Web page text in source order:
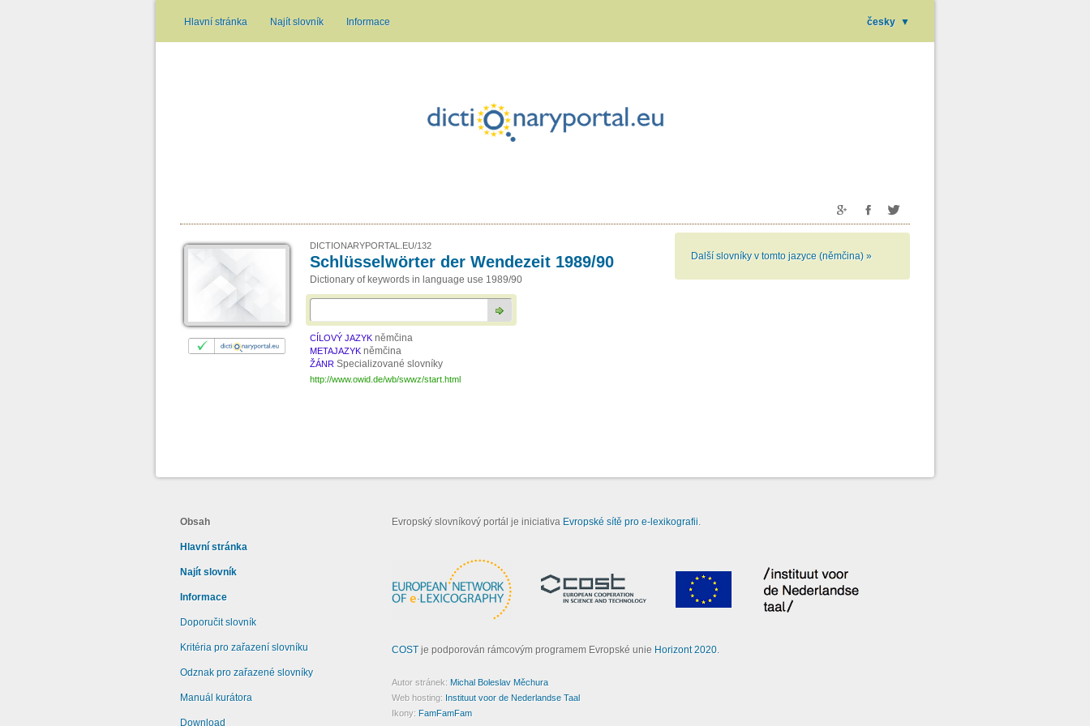
Hlavní stránka Najít slovník Informace česky ▼
Další slovníky v tomto jazyce (němčina) »
DICTIONARYPORTAL.EU/132
Schlüsselwörter der Wendezeit 1989/90
Dictionary of keywords in language use 1989/90
CÍLOVÝ JAZYK němčina
METAJAZYK němčina
ŽÁNR Specializované slovníky
http://www.owid.de/wb/swwz/start.html
Obsah
Hlavní stránka
Najít slovník
Informace
Doporučit slovník
Kritéria pro zařazení slovníku
Odznak pro zařazené slovníky
Manuál kurátora
Download
Evropský slovníkový portál je iniciativa Evropské sítě pro e-lexikografii.
COSTje podporován rámcovým programem Evropské unie Horizont 2020.
Autor stránek: Michal Boleslav Měchura
Web hosting: Instituut voor de Nederlandse Taal
Ikony: FamFamFam